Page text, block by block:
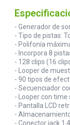
- Generador de
- Tipo de pistas:
- Polifonía
- Incorpora 8
- 128 clips (16
- Looper de
- 90 tipos de
- Secuenciador
- Looper con
- Pantalla LCD
-
- Conector jack